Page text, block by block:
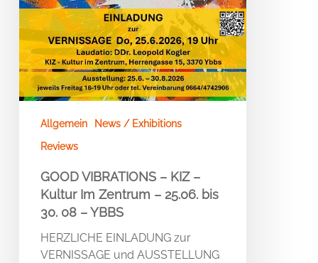
–
YBBS
Allgemein
News / Exhibitions
Reviews
GOOD VIBRATIONS – KIZ –
Kultur Im Zentrum – 25.06. bis
30. 08 – YBBS
HERZLICHE EINLADUNG zur
VERNISSAGE und AUSSTELLUNG